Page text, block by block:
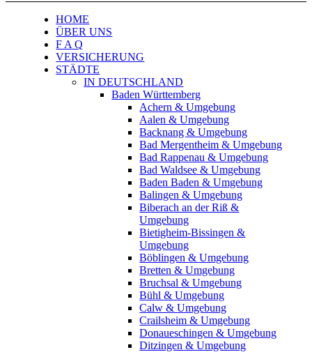
HOME
ÜBER UNS
F A Q
VERSICHERUNG
STÄDTE
IN DEUTSCHLAND
Baden Württemberg
Achern & Umgebung
Aalen & Umgebung
Backnang & Umgebung
Bad Mergentheim & Umgebung
Bad Rappenau & Umgebung
Bad Waldsee & Umgebung
Baden Baden & Umgebung
Balingen & Umgebung
Biberach an der Riß &
Umgebung
Bietigheim-Bissingen &
Umgebung
Böblingen & Umgebung
Bretten & Umgebung
Bruchsal & Umgebung
Bühl & Umgebung
Calw & Umgebung
Crailsheim & Umgebung
Donaueschingen & Umgebung
Ditzingen & Umgebung